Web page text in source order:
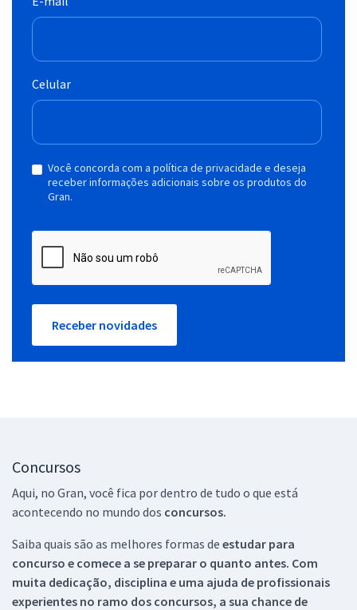
Celular
Você concorda com a política de privacidade e deseja
receber informações adicionais sobre os produtos do
Gran.
Receber novidades
Concursos
Aqui, no Gran, você fica por dentro de tudo o que está
acontecendo no mundo dos concursos.
Saiba quais são as melhores formas de estudar para
concurso e comece a se preparar o quanto antes. Com
muita dedicação, disciplina e uma ajuda de profissionais
experientes no ramo dos concursos, a sua chance de